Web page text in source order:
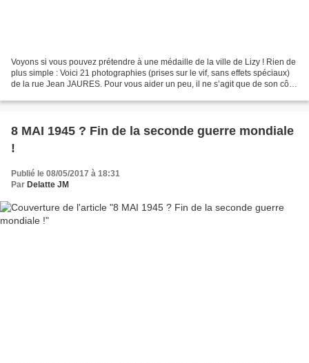
Voyons si vous pouvez prétendre à une médaille de la ville de Lizy ! Rien de
plus simple : Voici 21 photographies (prises sur le vif, sans effets spéciaux)
de la rue Jean JAURES. Pour vous aider un peu, il ne s’agit que de son côté
8 MAI 1945 ? Fin de la seconde guerre mondiale
!
Publié le 08/05/2017 à 18:31
Par Delatte JM